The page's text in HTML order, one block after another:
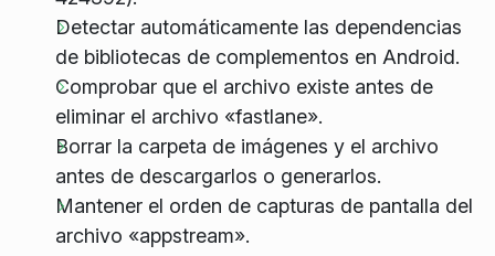
Detectar automáticamente las dependencias
de bibliotecas de complementos en Android.
Comprobar que el archivo existe antes de
eliminar el archivo «fastlane».
Borrar la carpeta de imágenes y el archivo
antes de descargarlos o generarlos.
Mantener el orden de capturas de pantalla del
archivo «appstream».